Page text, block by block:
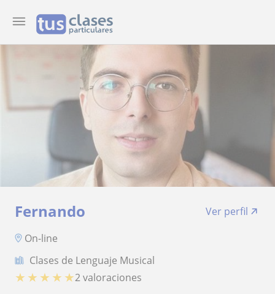
Fernando
Ver perfil
On-line
Clases de Lenguaje Musical
★ ★ ★ ★ ★2 valoraciones